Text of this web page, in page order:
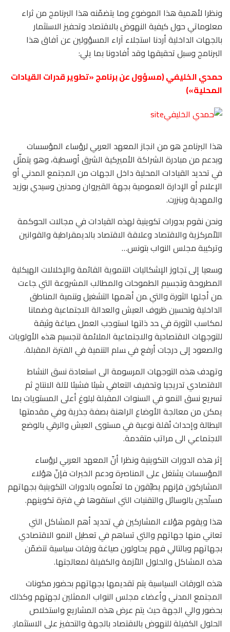
ونظرا لأهمية هذا الموضوع وما يتضمّنه هذا البرنامج من ثراء
معلوماتي حول كيفية النهوض بالاقتصاد وتحفيز الاستثمار
بالجهات الداخلية أردنا استجلاء آراء المسؤولين عن آفاق هذا
البرنامج وسبل تحقيقها وقد أفادونا بما يلي:
حمدي الخليفي (مسؤول عن برنامج «تطوير قدرات القيادات
المحلية»)
هذا البرنامج هو من انجاز المعهد العربي لرؤساء المؤسسات
وبدعم من مبادرة الشراكة الأميركية الشرق أوسطية، وهو يتمثّل
في تحديد القيادات المحلية داخل الجهات من المجتمع المدني أو
الإعلام أو الإدارة العمومية بجهة القيروان ومدنين وسيدي بوزيد
والمهدية وبنزرت.
ونحن نقوم بدورات تكوينية لهذه القيادات في مجالات الحوكمة
اللاّمركزية والاقتصاد وعلاقة الاقتصاد بالديمقراطية والقوانين
وتركيبة مجلس النواب بتونس…
وﺴﻌﻴﺎ إلى ﺘﺠﺎوز اﻹﺸﻜﺎليات التنموية القائمة واﻹﺨﻼﻻت الهيكلية
المطروحة وﺘﺠﺴﻴم الطموحات والمطالب المشروعة التي ﺠﺎءت
ﻤن أﺠﻠﻬﺎ الثورة والتي ﻤن أﻫﻤﻬﺎ التشغيل وﺘﻨﻤﻴﺔ المناطق
الداخلية وﺘﺤﺴﻴن ظروف العيش والعدالة اﻻﺠﺘﻤﺎﻋﻴﺔ وﻀﻤﺎﻨﺎ
لمكاسب الثورة ﻓﻲ ﺤد ذاﺘﻬﺎ اﺴﺘوﺠب العمل ﺼﻴﺎﻏﺔ وﺜﻴﻘﺔ
للتوجهات اﻻﻗﺘﺼﺎدﻴﺔ واﻻﺠﺘﻤﺎﻋﻴﺔ الملائمة لتجسيم ﻫذﻩ الأولويات
والصعود إلى درﺠﺎت أرﻓﻊ ﻓﻲ ﺴﻠم التنمية ﻓﻲ الفترة المقبلة.
وتهدف هذه التوجهات المرسومة الى استعادة نسق النشاط
الاقتصادي تدريجيا وتحفيف التعافي شيئا فشيئا لآلة الانتاج ثم
تسريع نسق النمو في السنوات المقبلة لبلوغ أعلى المستويات بما
يمكن من معالجة الأوضاع الراهنة بصفة جذرية وفي مقدمتها
البطالة وإحداث نُقلة نوعية في مستوى العيش والرقي بالوضع
الاجتماعي الى مراتب متقدمة.
إثر هذه الدورات التكوينية ونظرا أنّ المعهد العربي لرؤساء
المؤسسات يشتغل على المناصرة ودعم الخبرات فإنّ هؤلاء
المشاركون فإنهم يطبّقون ما تعلّموه بالدورات التكوينية بجهاتهم
مسلّحين بالوسائل والتقنيات التي استقوها في فترة تكوينهم.
هذا ويقوم هؤلاء المشاركين في تحديد أهم المشاكل التي
تعاني منها جهاتهم والتي تساهم في تعطيل النمو الاقتصادي
بجهاتهم وبالتالي فهم يحاولون صياغة ورقات سياسية تتضمّن
هذه المشاكل والحلول اللاّزمة والكفيلة لمعالجتها.
هذه الورقات السياسية يتم تقديمها بجهاتهم بحضور مكونات
المجتمع المدني وأعضاء مجلس النواب الممثلين لجهتهم وكذلك
بحضور والي الجهة حيث يتم عرض هذه المشاريع واستخلاص
الحلول الكفيلة للنهوض بالاقتصاد بالجهة والتحفيز على الاستثمار.